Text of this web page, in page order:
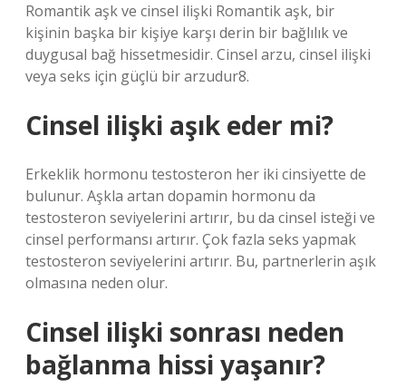
Romantik aşk ve cinsel ilişki Romantik aşk, bir
kişinin başka bir kişiye karşı derin bir bağlılık ve
duygusal bağ hissetmesidir. Cinsel arzu, cinsel ilişki
veya seks için güçlü bir arzudur8.
Cinsel ilişki aşık eder mi?
Erkeklik hormonu testosteron her iki cinsiyette de
bulunur. Aşkla artan dopamin hormonu da
testosteron seviyelerini artırır, bu da cinsel isteği ve
cinsel performansı artırır. Çok fazla seks yapmak
testosteron seviyelerini artırır. Bu, partnerlerin aşık
olmasına neden olur.
Cinsel ilişki sonrası neden
bağlanma hissi yaşanır?